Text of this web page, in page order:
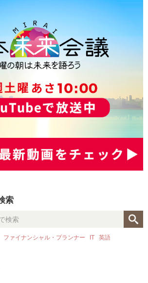
索
ファイナンシャル・プランナー IT 英語